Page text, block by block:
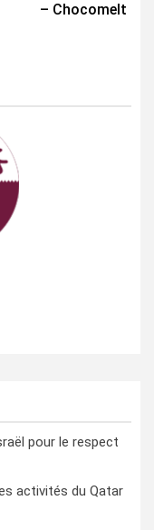
– Chocomelt
pour le respect
activités du Qatar